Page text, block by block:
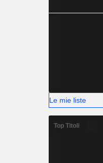
Le mie liste
Top Titoli